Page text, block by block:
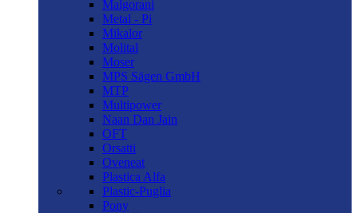
Malgorani
Metal - Pi
Mikalor
Molital
Moser
MPS Sägen GmbH
MTP
Multipower
Naan Dan Jain
OFT
Orsatti
Oveneat
Plastica Alfa
Plastic-Puglia
Pony